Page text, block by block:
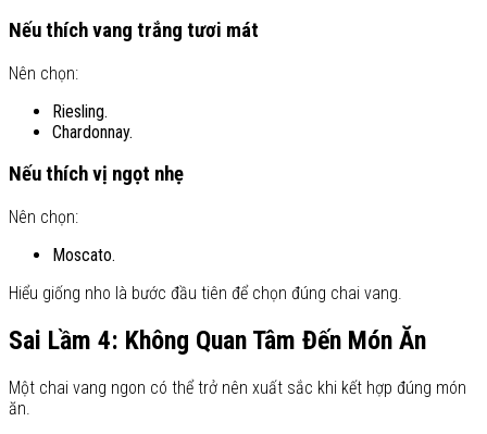
Nếu thích vang trắng tươi mát
Nên chọn:
Riesling.
Chardonnay.
Nếu thích vị ngọt nhẹ
Nên chọn:
Moscato.
Hiểu giống nho là bước đầu tiên để chọn đúng chai vang.
Sai Lầm 4: Không Quan Tâm Đến Món Ăn
Một chai vang ngon có thể trở nên xuất sắc khi kết hợp đúng món
ăn.